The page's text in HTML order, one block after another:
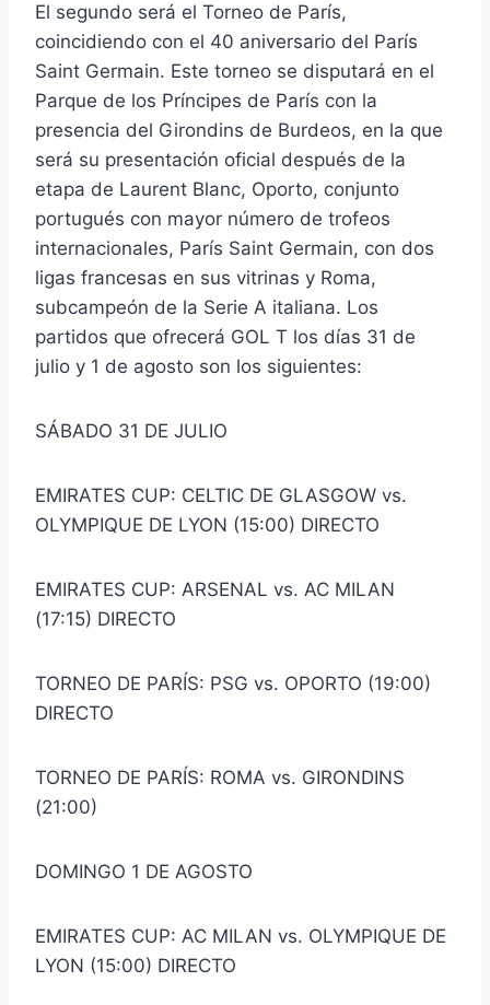
El segundo será el Torneo de París,
coincidiendo con el 40 aniversario del París
Saint Germain. Este torneo se disputará en el
Parque de los Príncipes de París con la
presencia del Girondins de Burdeos, en la que
será su presentación oficial después de la
etapa de Laurent Blanc, Oporto, conjunto
portugués con mayor número de trofeos
internacionales, París Saint Germain, con dos
ligas francesas en sus vitrinas y Roma,
subcampeón de la Serie A italiana. Los
partidos que ofrecerá GOL T los días 31 de
julio y 1 de agosto son los siguientes:
SÁBADO 31 DE JULIO
EMIRATES CUP: CELTIC DE GLASGOW vs.
OLYMPIQUE DE LYON (15:00) DIRECTO
EMIRATES CUP: ARSENAL vs. AC MILAN
(17:15) DIRECTO
TORNEO DE PARÍS: PSG vs. OPORTO (19:00)
DIRECTO
TORNEO DE PARÍS: ROMA vs. GIRONDINS
(21:00)
DOMINGO 1 DE AGOSTO
EMIRATES CUP: AC MILAN vs. OLYMPIQUE DE
LYON (15:00) DIRECTO